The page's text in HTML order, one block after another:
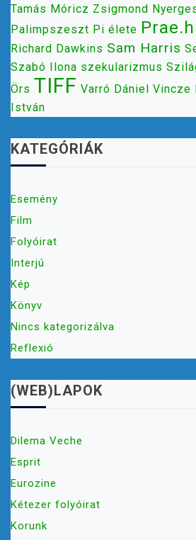
Tamás Móricz Zsigmond
Palimpszeszt Pi élete
Richard Dawkins Sam Harris
Szabó Ilona szekularizmus
Örs TIFF Varró Dániel Vincze
István
KATEGÓRIÁK
Esemény
Film
Folyóirat
Interjú
Kép
Könyv
Nincs kategorizálva
Reflexió
(WEB)LAPOK
Dilema Veche
Esprit
Eurozine
Kétezer folyóirat
Korunk